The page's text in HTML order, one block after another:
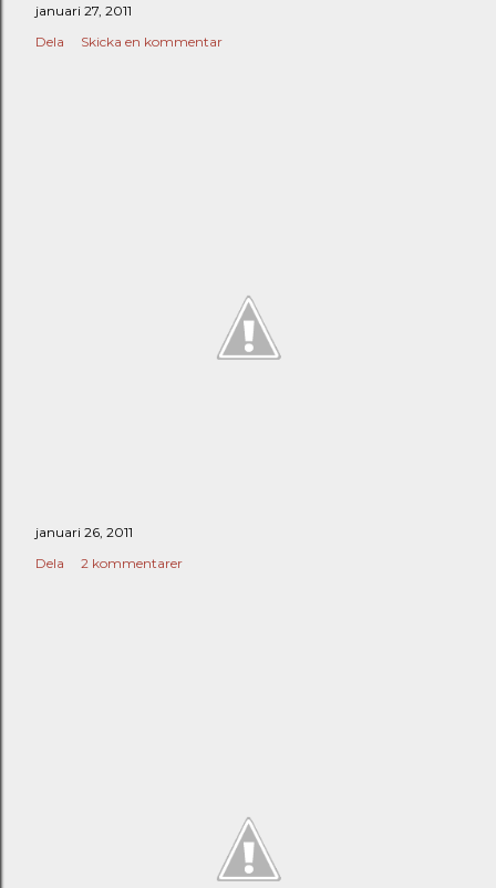
januari 27, 2011
Dela
Skicka en kommentar
januari 26, 2011
Dela
2 kommentarer